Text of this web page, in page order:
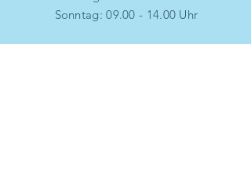
​Sonntag: 09.00 - 14.00 Uhr